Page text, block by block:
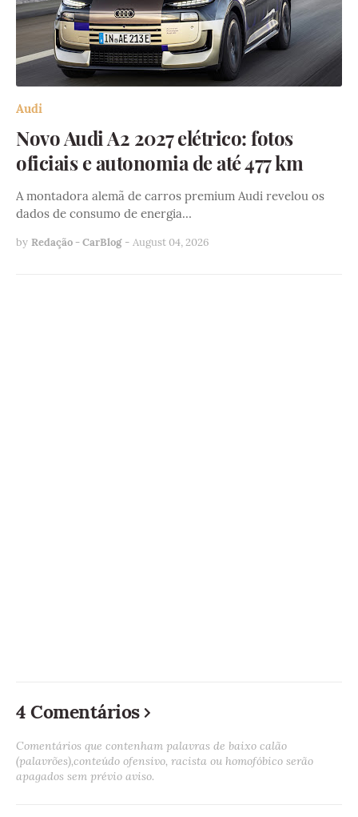
Audi
Novo Audi A2 2027 elétrico: fotos
oficiais e autonomia de até 477 km
A montadora alemã de carros premium Audi revelou os
dados de consumo de energia…
by Redação - CarBlog - August 04, 2026
4 Comentários
Comentários que contenham palavras de baixo calão
(palavrões),conteúdo ofensivo, racista ou homofóbico serão
apagados sem prévio aviso.